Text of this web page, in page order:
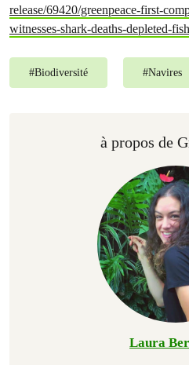
release/69420/greenpeace-first-
witnesses-shark-deaths-depleted-
#Biodiversité #Navires
à propos de
Laura